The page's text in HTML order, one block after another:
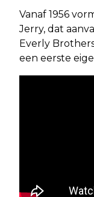
Vanaf 1956
Jerry, dat
Everly
een eerste